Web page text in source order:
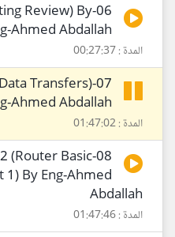
Review) By
Ahmed Abdallah
المدة : 00:27:37
Data Transfers)
Ahmed Abdallah
المدة : 01:47:02
(Router Basic
By Eng-Ahmed
Abdallah
المدة : 01:47:46